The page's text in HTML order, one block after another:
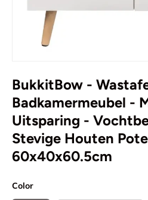
BukkitBow -
Badkamermeubel -
Uitsparing -
Stevige Houten
60x40x60.5cm
Color